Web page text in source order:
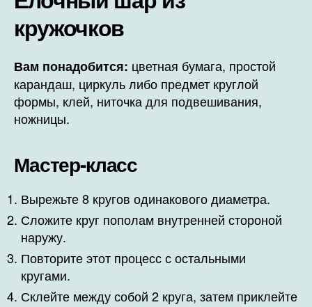
кружочков
Вам понадобится: цветная бумага, простой
карандаш, циркуль либо предмет круглой
формы, клей, ниточка для подвешивания,
ножницы.
Мастер-класс
Вырежьте 8 кругов одинакового диаметра.
Сложите круг пополам внутренней стороной
наружу.
Повторите этот процесс с остальными
кругами.
Склейте между собой 2 круга, затем приклейте